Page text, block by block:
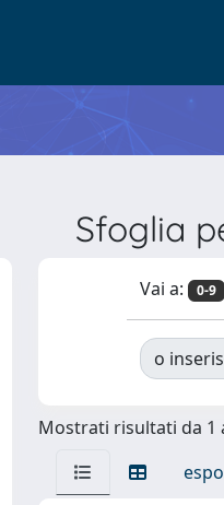
Sfoglia
Vai a: 0-9
o
Mostrati risultati da 1